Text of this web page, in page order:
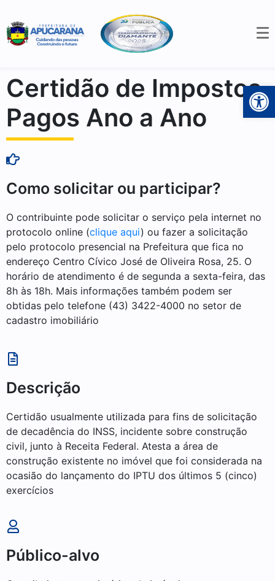
Certidão de Impostos
Pagos Ano a Ano
Como solicitar ou participar?
O contribuinte pode solicitar o serviço pela internet no
protocolo online (clique aqui) ou fazer a solicitação
pelo protocolo presencial na Prefeitura que fica no
endereço Centro Cívico José de Oliveira Rosa, 25. O
horário de atendimento é de segunda a sexta-feira, das
8h às 18h. Mais informações também podem ser
obtidas pelo telefone (43) 3422-4000 no setor de
cadastro imobiliário
Descrição
Certidão usualmente utilizada para fins de solicitação
de decadência do INSS, incidente sobre construção
civil, junto à Receita Federal. Atesta a área de
construção existente no imóvel que foi considerada na
ocasião do lançamento do IPTU dos últimos 5 (cinco)
exercícios
Público-alvo